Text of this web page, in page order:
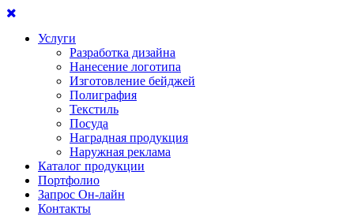
Услуги
Разработка дизайна
Нанесение логотипа
Изготовление бейджей
Полиграфия
Текстиль
Посуда
Наградная продукция
Наружная реклама
Каталог продукции
Портфолио
Запрос Он-лайн
Контакты